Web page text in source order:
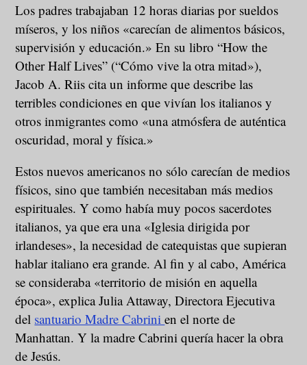
Los padres trabajaban 12 horas diarias por sueldos
míseros, y los niños «carecían de alimentos básicos,
supervisión y educación.» En su libro “How the
Other Half Lives” (“Cómo vive la otra mitad»),
Jacob A. Riis cita un informe que describe las
terribles condiciones en que vivían los italianos y
otros inmigrantes como «una atmósfera de auténtica
oscuridad, moral y física.»
Estos nuevos americanos no sólo carecían de medios
físicos, sino que también necesitaban más medios
espirituales. Y como había muy pocos sacerdotes
italianos, ya que era una «Iglesia dirigida por
irlandeses», la necesidad de catequistas que supieran
hablar italiano era grande. Al fin y al cabo, América
se consideraba «territorio de misión en aquella
época», explica Julia Attaway, Directora Ejecutiva
del santuario Madre Cabrinien el norte de
Manhattan. Y la madre Cabrini quería hacer la obra
de Jesús.